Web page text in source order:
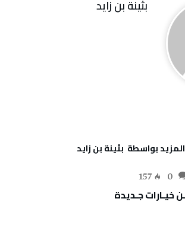
بثينة بن زايد
‫‫المزيد بواسطة‬ ‬ بثينة بن زايد
157